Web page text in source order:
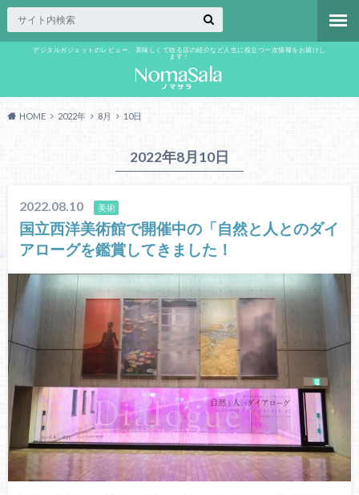
デジタルガジェットのレビュー、美味しくて唸る店の紹介など人生に役立つ一次情報をお届けし
ます！
HOME 2022年 8月 10日
2022年8月10日
2022.08.10 美術
国立西洋美術館で開催中の「自然と人とのダイ
アローグを鑑賞してきました！